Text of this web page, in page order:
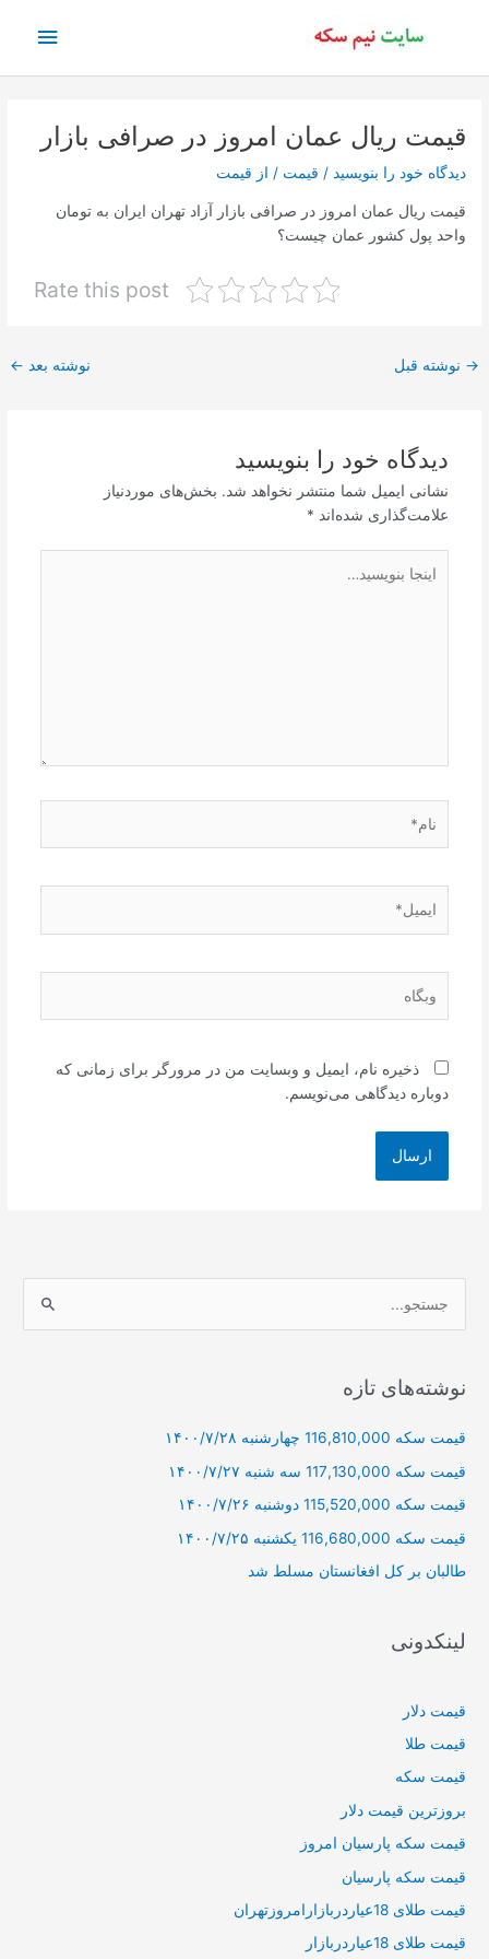
اصلی
قیمت ریال عمان امروز در صرافی بازار
دیدگاه‌ خود را بنویسید / قیمت / از قیمت
قیمت ریال عمان امروز در صرافی بازار آزاد تهران ایران به تومان
واحد پول کشور عمان چیست؟
Rate this post
پیمایش
→ نوشته قبل نوشته بعد ←
دیدگاه‌ خود را بنویسید
نشانی ایمیل شما منتشر نخواهد شد. بخش‌های موردنیاز
علامت‌گذاری شده‌اند *
بنویسید…
ذخیره نام، ایمیل و وبسایت من در مرورگر برای زمانی که
دوباره دیدگاهی می‌نویسم.
ب
ر
ا
نوشته‌های تازه
قیمت سکه 116,810,000 چهارشنبه ۱۴۰۰/۷/۲۸
قیمت سکه 117,130,000 سه شنبه ۱۴۰۰/۷/۲۷
قیمت سکه 115,520,000 دوشنبه ۱۴۰۰/۷/۲۶
قیمت سکه 116,680,000 یکشنبه ۱۴۰۰/۷/۲۵
طالبان بر كل افغانستان مسلط شد
لینکدونی
قیمت دلار
قیمت طلا
قیمت سکه
بروزترین قیمت دلار
قیمت سکه پارسیان امروز
قیمت سکه پارسیان
قیمت طلای 18عیاردربازارامروزتهران
قیمت طلای 18عیاردربازار